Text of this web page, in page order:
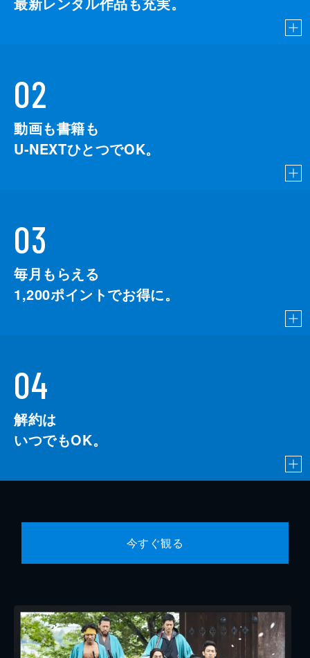
02
動画も書籍も
U-NEXTひとつでOK。
03
毎月もらえる
1,200ポイントでお得に。
04
解約は
いつでもOK。
今すぐ観る